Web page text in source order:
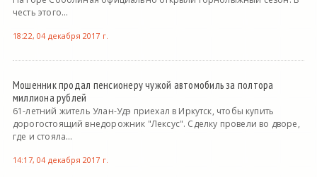
честь этого...
18:22, 04 декабря 2017 г.
Мошенник продал пенсионеру чужой автомобиль за полтора
миллиона рублей
61-летний житель Улан-Удэ приехал в Иркутск, чтобы купить
дорогостоящий внедорожник "Лексус". Сделку провели во дворе,
где и стояла...
14:17, 04 декабря 2017 г.